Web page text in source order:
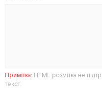
Примітка: HTML розмітка не
текст.